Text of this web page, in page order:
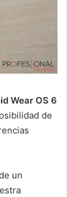
Wear OS 6
de
un